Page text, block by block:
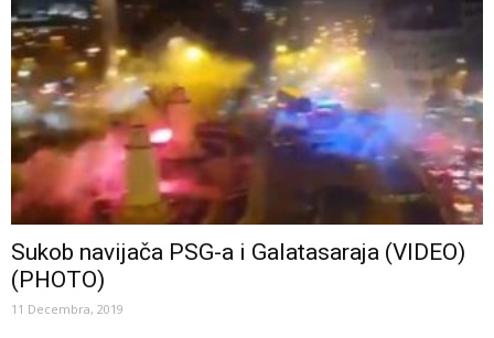
Sukob navijača PSG-a i Galatasaraja (VIDEO)
(PHOTO)
11 Decembra, 2019